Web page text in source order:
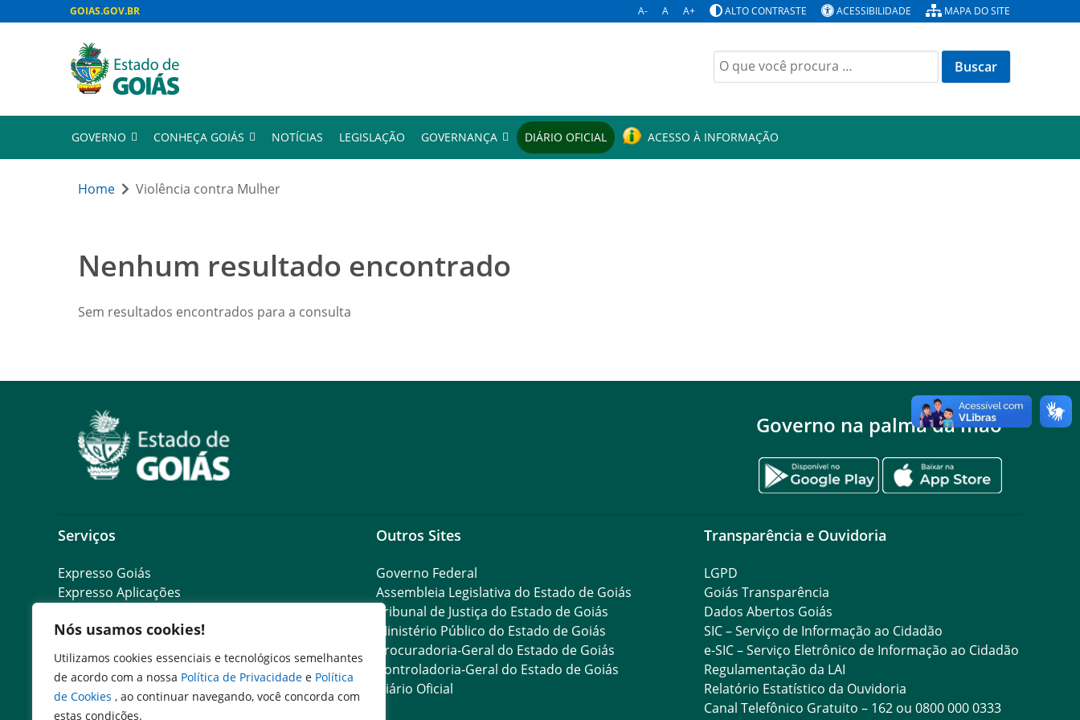
Nós usamos cookies!
Utilizamos cookies essenciais e tecnológicos semelhantes
de acordo com a nossa Política de Privacidade e Política
de Cookies , ao continuar navegando, você concorda com
estas condições.
GOIAS.GOV.BR A- A A+ ALTO CONTRASTE ACESSIBILIDADE MAPA DO SITE
Buscar
por:
GOVERNO CONHEÇA GOIÁS NOTÍCIAS LEGISLAÇÃO GOVERNANÇA DIÁRIO OFICIAL ACESSO À INFORMAÇÃO
Home Violência contra Mulher
Nenhum resultado encontrado
Sem resultados encontrados para a consulta
Governo na palma da mão
Serviços
Expresso Goiás
Expresso Aplicações
SEI Governadoria
Cadastro de Autoridades
Escola de Governo
Outros Sites
Governo Federal
Assembleia Legislativa do Estado de Goiás
Tribunal de Justiça do Estado de Goiás
Ministério Público do Estado de Goiás
Procuradoria-Geral do Estado de Goiás
Controladoria-Geral do Estado de Goiás
Diário Oficial
Transparência e Ouvidoria
LGPD
Goiás Transparência
Dados Abertos Goiás
SIC – Serviço de Informação ao Cidadão
e-SIC – Serviço Eletrônico de Informação ao Cidadão
Regulamentação da LAI
Relatório Estatístico da Ouvidoria
Canal Telefônico Gratuito – 162 ou 0800 000 0333